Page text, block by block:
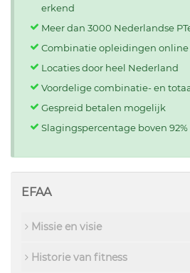
erkend
Meer dan 3000 Nederlandse
Combinatie opleidingen
Locaties door heel Nederland
Voordelige combinatie- en
Gespreid betalen mogelijk
Slagingspercentage boven 92%
EFAA
Missie en visie
Historie van fitness